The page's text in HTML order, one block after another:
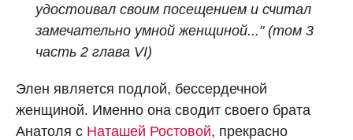
удостоивал своим посещением и считал
замечательно умной женщиной..." (том 3
часть 2 глава VI)
Элен является подлой, бессердечной
женщиной. Именно она сводит своего брата
Анатоля с Наташей Ростовой, прекрасно